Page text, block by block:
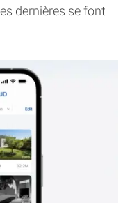
dernières se font